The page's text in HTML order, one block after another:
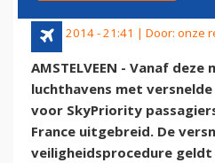
29 juli 2014 - 21:41 | Door: onze
AMSTELVEEN - Vanaf
luchthavens met
voor SkyPriority
France uitgebreid. De
veiligheidsprocedure